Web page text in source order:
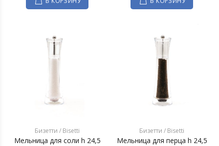
Бизетти / Bisetti
Мельница для соли h 24,5
Бизетти / Bisetti
Мельница для перца h 24,5